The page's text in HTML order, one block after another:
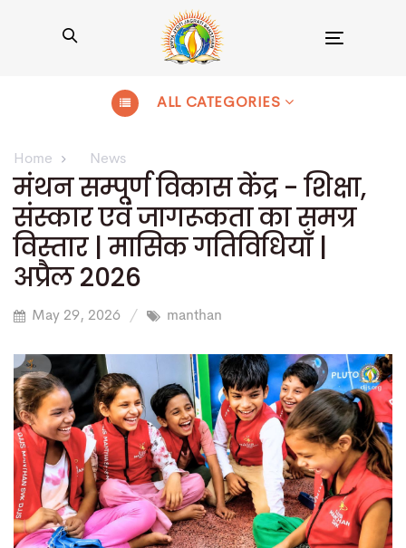
ALL CATEGORIES
Home News
मंथन सम्पूर्ण विकास केंद्र - शिक्षा,
संस्कार एवं जागरूकता का समग्र
विस्तार | मासिक गतिविधियाँ |
अप्रैल 2026
May 29, 2026 manthan